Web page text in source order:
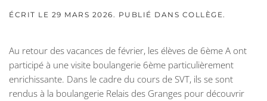
ÉCRIT LE 29 MARS 2026. PUBLIÉ DANS COLLÈGE.
Au retour des vacances de février, les élèves de 6ème A ont
participé à une visite boulangerie 6ème particulièrement
enrichissante. Dans le cadre du cours de SVT, ils se sont
rendus à la boulangerie Relais des Granges pour découvrir